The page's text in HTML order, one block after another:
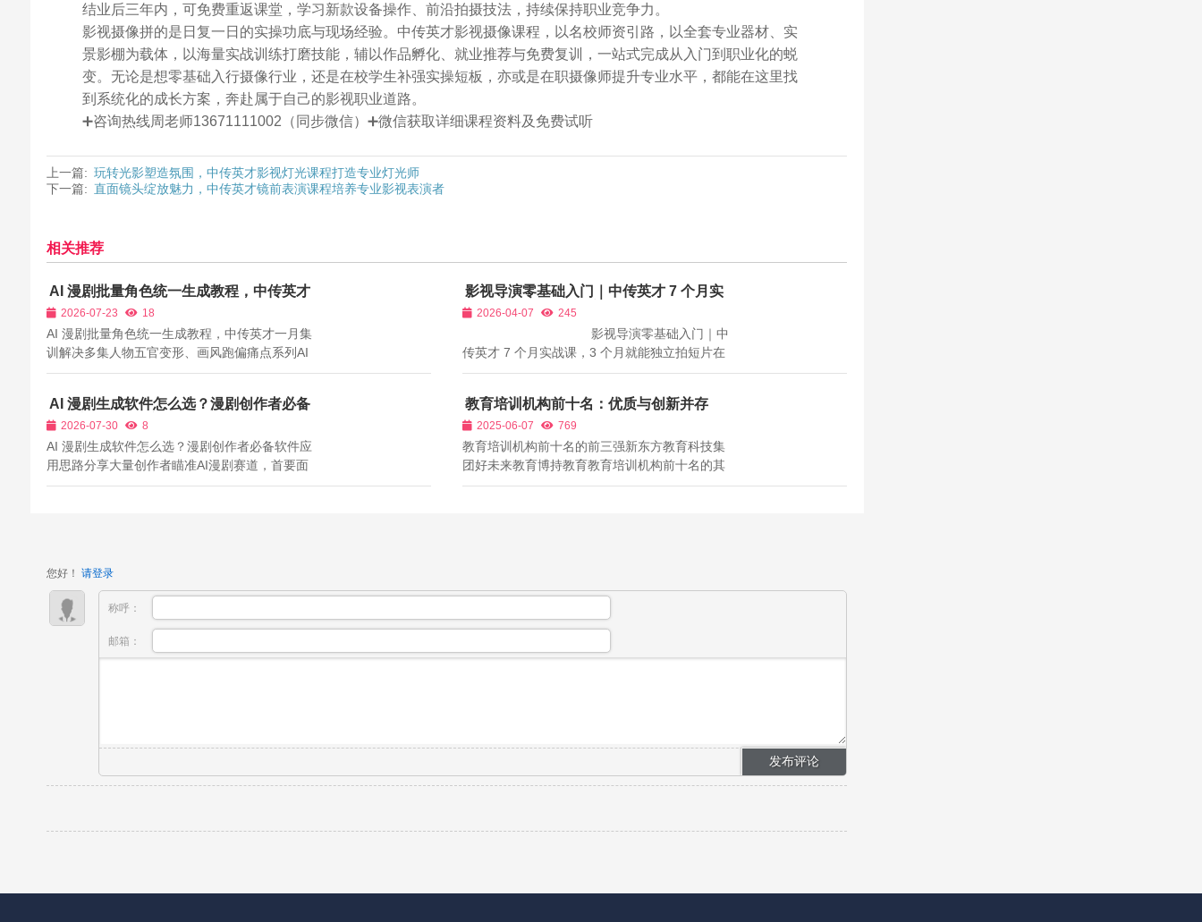
结业后三年内，可免费重返课堂，学习新款设备操作、前沿拍摄技法，持续保持职业竞争力。
影视摄像拼的是日复一日的实操功底与现场经验。中传英才影视摄像课程，以名校师资引路，以全套专业器材、实
景影棚为载体，以海量实战训练打磨技能，辅以作品孵化、就业推荐与免费复训，一站式完成从入门到职业化的蜕
变。无论是想零基础入行摄像行业，还是在校学生补强实操短板，亦或是在职摄像师提升专业水平，都能在这里找
到系统化的成长方案，奔赴属于自己的影视职业道路。
➕咨询热线周老师13671111002（同步微信）➕微信获取详细课程资料及免费试听
上一篇: 玩转光影塑造氛围，中传英才影视灯光课程打造专业灯光师
下一篇: 直面镜头绽放魅力，中传英才镜前表演课程培养专业影视表演者
相关推荐
AI 漫剧批量角色统一生成教程，中传英才
一月集训解决多集人物五官变形、画风跑
偏痛点
2026-07-23 18
AI 漫剧批量角色统一生成教程，中传英才一月集
训解决多集人物五官变形、画风跑偏痛点系列AI
漫剧想要沉淀粉丝、承接长期IP改编订单，核心
数十集画面时，绝大多数新手无法锁定角色固定
特征：主角五官大小、脸型、发色、服饰...
影视导演零基础入门｜中传英才 7 个月实
战课，3 个月就能独立拍短片
2026-04-07 245
影视导演零基础入门｜中
传英才 7 个月实战课，3 个月就能独立拍短片在
短视频、短剧、网剧、纪录片全面爆发的时代，
过系统学习进入的高薪赛道。但绝大多数零基础
爱好者都会陷入同样的...
AI 漫剧生成软件怎么选？漫剧创作者必备
软件应用思路分享
2026-07-30 8
AI 漫剧生成软件怎么选？漫剧创作者必备软件应
用思路分享大量创作者瞄准AI漫剧赛道，首要面
临的问题就是挑选合适的AI漫剧生成软件。市面
教育培训机构前十名：优质与创新并存
2025-06-07 769
教育培训机构前十名的前三强新东方教育科技集
团好未来教育博持教育教育培训机构前十名的其
他名机构新东方网络课程新东方国际课程学而思
您好！ 请登录
称呼：
邮箱：